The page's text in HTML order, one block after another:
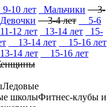
9-10 лет Мальчики 3-
Девочки 3-4 лет
5-6
11-12 лет 13-14 лет
15-
13-14 лет
15-16 лет
14 лет
15-16 лет
Ледовые
школыФитнес-клубы и